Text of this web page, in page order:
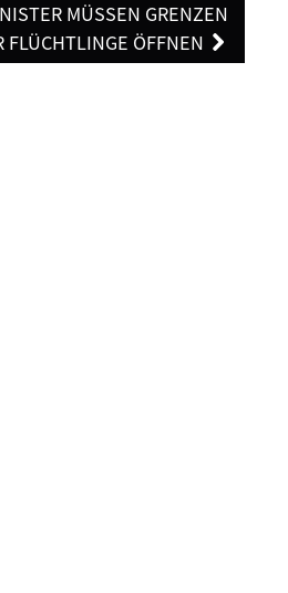
MÜSSEN GRENZEN
FLÜCHTLINGE ÖFFNEN